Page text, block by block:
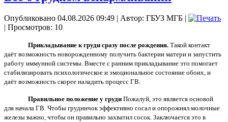
Опубликовано 04.08.2026 09:49 | Автор: ГБУЗ МГБ |
| Просмотров: 10
Прикладывание к груди сразу после рождения. Такой контакт
даёт возможность новорожденному получить бактерии матери и запустить
работу иммунной системы. Вместе с ранним прикладывание это помогает
стабилизировать психологическое и эмоциональное состояние обоих, и
даёт возможность скорее наладить процесс ГВ.
Правильное положение у груди Пожалуй, это является основой
для начала ГВ. Чтобы грудничок эффективно сосал и опорожнял молочные
железы важно, чтобы он правильно захватил сосок. Заключается это в